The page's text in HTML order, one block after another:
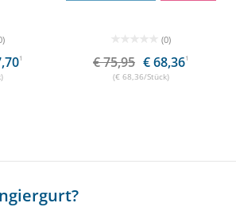
1
(0)
€ 75,95 € 68,361
(€ 68,36/Stück)